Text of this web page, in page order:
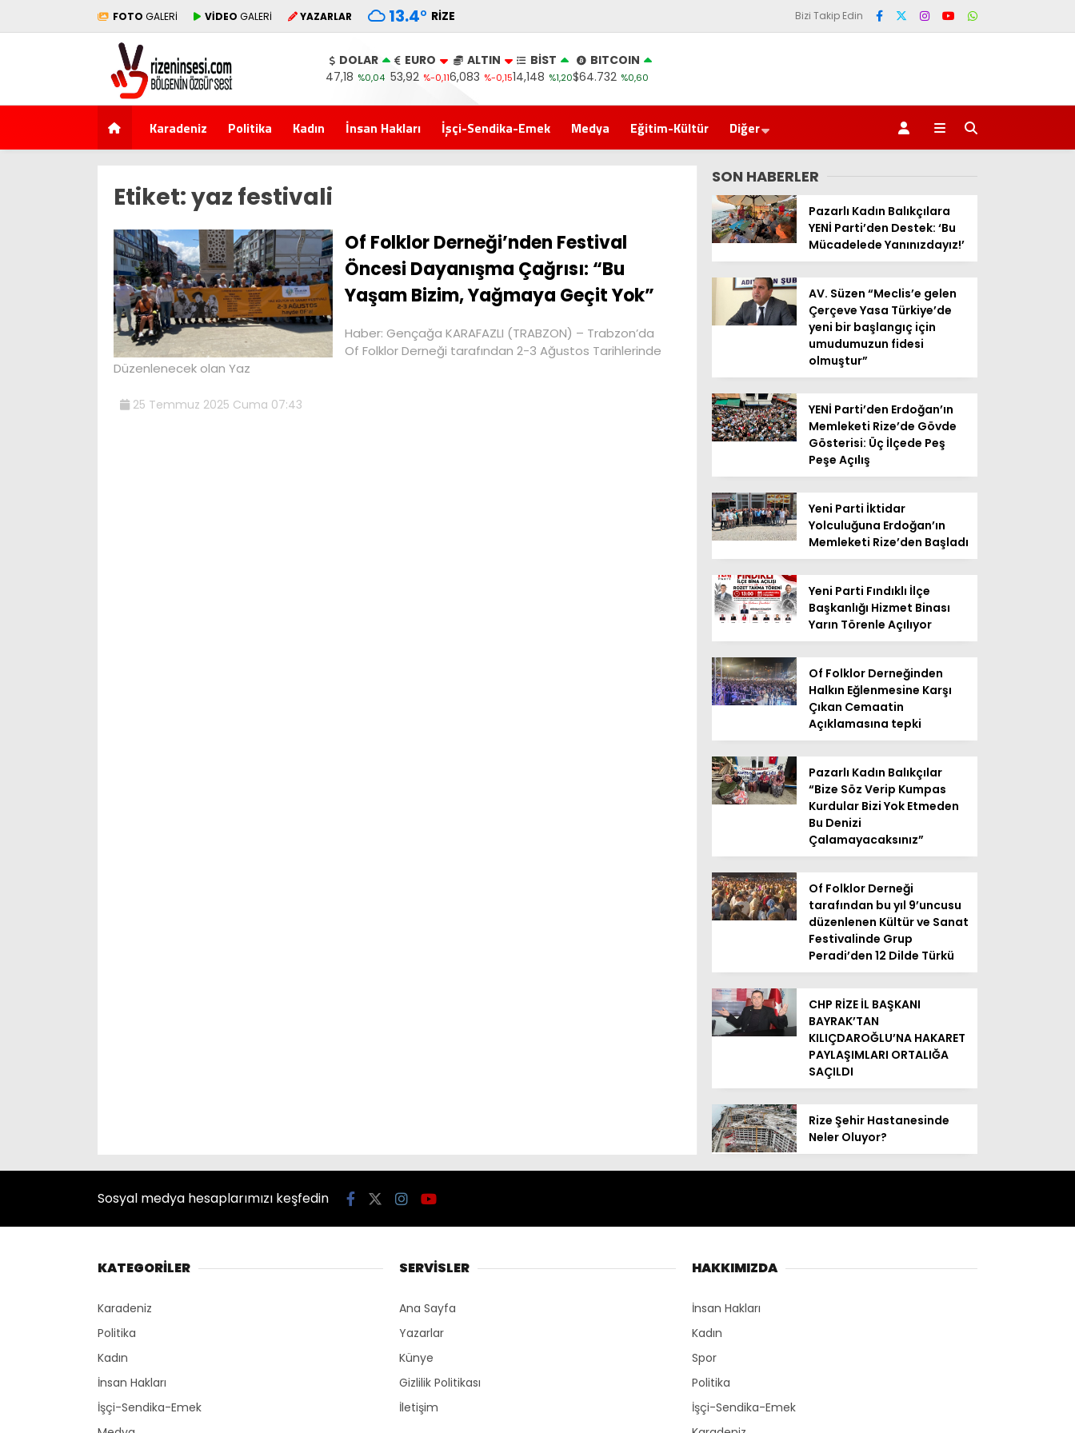
FOTO GALERİ VİDEO GALERİ YAZARLAR 13.4° RIZE Bizi Takip Edin
DOLAR
47,18 %0,04
EURO
53,92 %-0,11
ALTIN
6,083 %-0,15
BİST
14,148 %1,20
BITCOIN
$64.732 %0,60
Karadeniz Politika Kadın İnsan Hakları İşçi-Sendika-Emek Medya Eğitim-Kültür Diğer
Etiket:yaz festivali
Of Folklor Derneği’nden Festival
Öncesi Dayanışma Çağrısı: “Bu
Yaşam Bizim, Yağmaya Geçit Yok”
Haber: Gençağa KARAFAZLI (TRABZON) – Trabzon’da
Of Folklor Derneği tarafından 2-3 Ağustos Tarihlerinde
Düzenlenecek olan Yaz
25 Temmuz 2025 Cuma 07:43
SON HABERLER
Pazarlı Kadın Balıkçılara
YENİ Parti’den Destek: ‘Bu
Mücadelede Yanınızdayız!’
AV. Süzen “Meclis’e gelen
Çerçeve Yasa Türkiye’de
yeni bir başlangıç için
umudumuzun fidesi
olmuştur”
YENİ Parti’den Erdoğan’ın
Memleketi Rize’de Gövde
Gösterisi: Üç İlçede Peş
Peşe Açılış
Yeni Parti İktidar
Yolculuğuna Erdoğan’ın
Memleketi Rize’den Başladı
Yeni Parti Fındıklı İlçe
Başkanlığı Hizmet Binası
Yarın Törenle Açılıyor
Of Folklor Derneğinden
Halkın Eğlenmesine Karşı
Çıkan Cemaatin
Açıklamasına tepki
Pazarlı Kadın Balıkçılar
“Bize Söz Verip Kumpas
Kurdular Bizi Yok Etmeden
Bu Denizi
Çalamayacaksınız”
Of Folklor Derneği
tarafından bu yıl 9’uncusu
düzenlenen Kültür ve Sanat
Festivalinde Grup
Peradi’den 12 Dilde Türkü
CHP RİZE İL BAŞKANI
BAYRAK’TAN
KILIÇDAROĞLU’NA HAKARET
PAYLAŞIMLARI ORTALIĞA
SAÇILDI
Rize Şehir Hastanesinde
Neler Oluyor?
Sosyal medya hesaplarımızı keşfedin
KATEGORİLER
Karadeniz
Politika
Kadın
İnsan Hakları
İşçi-Sendika-Emek
SERVİSLER
Ana Sayfa
Yazarlar
Künye
Gizlilik Politikası
İletişim
HAKKIMIZDA
İnsan Hakları
Kadın
Spor
Politika
İşçi-Sendika-Emek